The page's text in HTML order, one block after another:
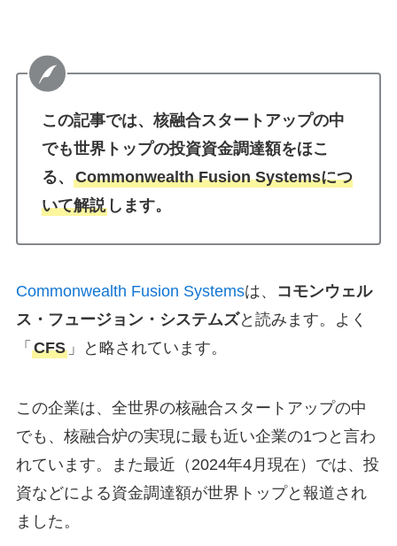
この記事では、核融合スタートアップの中
でも世界トップの投資資金調達額をほこ
る、 Commonwealth Fusion Systemsにつ
いて解説します。
Commonwealth Fusion Systemsは、
コモンウェル
ス・フュージョン・システムズと読みます。よく
「 CFS」と略されています。
この企業は、全世界の核融合スタートアップの中
でも、核融合炉の実現に最も近い企業の1つと言わ
れています。また最近（2024年4月現在）では、投
資などによる資金調達額が世界トップと報道され
ました。